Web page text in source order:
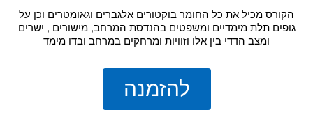
הקורס מכיל את כל החומר בוקטורים אלגברים וגאומטרים וכן על
גופים תלת מימדיים ומשפטים בהנדסת המרחב, מישורים , ישרים
ומצב הדדי בין אלו וזוויות ומרחקים במרחב ובדו מימד
להזמנה